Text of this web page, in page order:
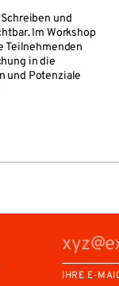
und
Im Workshop
Teilnehmenden
in die
und Potenziale
IHRE E-